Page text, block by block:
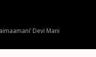
Devi Mani